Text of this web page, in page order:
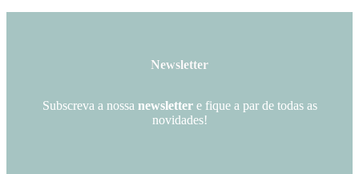
Newsletter
Subscreva a nossa newslettere fique a par de todas as
novidades!